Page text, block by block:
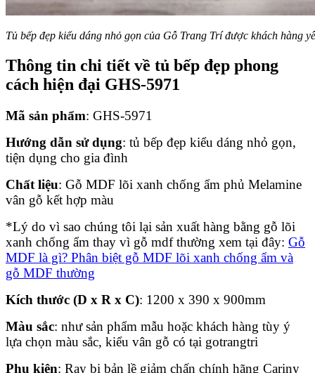
Tủ bếp đẹp kiểu dáng nhỏ gọn của Gỗ Trang Trí được khách hàng
Thông tin chi tiết về tủ bếp đẹp phong
cách hiện đại GHS-5971
Mã sản phẩm: GHS-5971
Hướng dẫn sử dụng: tủ bếp đẹp kiểu dáng nhỏ gọn,
tiện dụng cho gia đình
Chất liệu: Gỗ MDF lõi xanh chống ẩm phủ Melamine
vân gỗ kết hợp màu
*Lý do vì sao chúng tôi lại sản xuất hàng bằng gỗ lõi
xanh chống ẩm thay vì gỗ mdf thường xem tại đây: Gỗ
MDF là gì? Phân biệt gỗ MDF lõi xanh chống ẩm và
gỗ MDF thường
Kích thước (D x R x C): 1200 x 390 x 900mm
Màu sắc: như sản phẩm mẫu hoặc khách hàng tùy ý
lựa chọn màu sắc, kiểu vân gỗ có tại gotrangtri
Phụ kiện: Ray bi bản lề giảm chấn chính hãng Cariny